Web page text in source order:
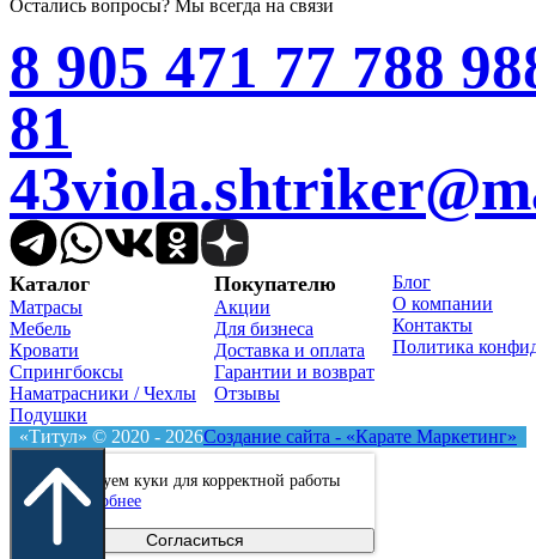
Остались вопросы? Мы всегда на связи
8 905 471 77 788
81
43
TelegramWhatsApp
VK Одноклассники
Дзен
Каталог
Матрасы
Мебель
Кровати
Спрингбоксы
Наматрасники / Чехлы
Подушки
Покупателю
Акции
Для бизнеса
Доставка и оплата
Гарантии и возврат
Отзывы
Блог
О компании
Контакты
Политика
«Титул» © 2020 - 2026Создание сайта - «Карате Маркетинг»
Мы используем куки для корректной работы
сайта.
Подробнее
Согласиться